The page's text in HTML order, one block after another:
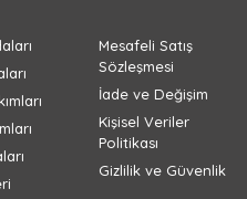
Mesafeli Satış
Sözleşmesi
İade ve Değişim
Kişisel Veriler
Politikası
Gizlilik ve Güvenlik